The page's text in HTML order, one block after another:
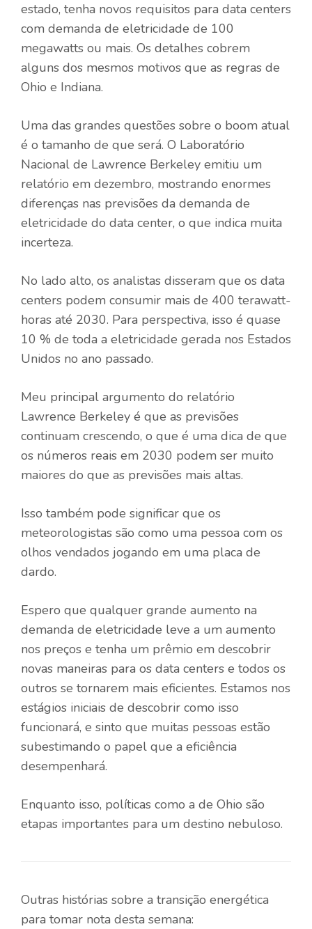
estado, tenha novos requisitos para data centers
com demanda de eletricidade de 100
megawatts ou mais. Os detalhes cobrem
alguns dos mesmos motivos que as regras de
Ohio e Indiana.
Uma das grandes questões sobre o boom atual
é o tamanho de que será. O Laboratório
Nacional de Lawrence Berkeley emitiu um
relatório em dezembro, mostrando enormes
diferenças nas previsões da demanda de
eletricidade do data center, o que indica muita
incerteza.
No lado alto, os analistas disseram que os data
centers podem consumir mais de 400 terawatt-
horas até 2030. Para perspectiva, isso é quase
10 % de toda a eletricidade gerada nos Estados
Unidos no ano passado.
Meu principal argumento do relatório
Lawrence Berkeley é que as previsões
continuam crescendo, o que é uma dica de que
os números reais em 2030 podem ser muito
maiores do que as previsões mais altas.
Isso também pode significar que os
meteorologistas são como uma pessoa com os
olhos vendados jogando em uma placa de
dardo.
Espero que qualquer grande aumento na
demanda de eletricidade leve a um aumento
nos preços e tenha um prêmio em descobrir
novas maneiras para os data centers e todos os
outros se tornarem mais eficientes. Estamos nos
estágios iniciais de descobrir como isso
funcionará, e sinto que muitas pessoas estão
subestimando o papel que a eficiência
desempenhará.
Enquanto isso, políticas como a de Ohio são
etapas importantes para um destino nebuloso.
Outras histórias sobre a transição energética
para tomar nota desta semana: